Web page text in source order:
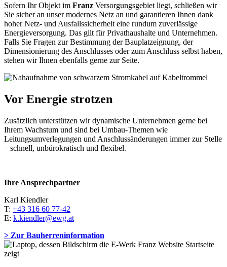
Sofern Ihr Objekt im Franz Versorgungsgebiet liegt, schließen wir
Sie sicher an unser modernes Netz an und garantieren Ihnen dank
hoher Netz- und Ausfallssicherheit eine rundum zuverlässige
Energieversorgung. Das gilt für Privathaushalte und Unternehmen.
Falls Sie Fragen zur Bestimmung der Bauplatzeignung, der
Dimensionierung des Anschlusses oder zum Anschluss selbst haben,
stehen wir Ihnen ebenfalls gerne zur Seite.
Vor Energie strotzen
Zusätzlich unterstützen wir dynamische Unternehmen gerne bei
Ihrem Wachstum und sind bei Umbau-Themen wie
Leitungsumverlegungen und Anschlussänderungen immer zur Stelle
– schnell, unbürokratisch und flexibel.
Ihre Ansprechpartner
Karl Kiendler
T: +43 316 60 77-42
E: k.kiendler@ewg.at
> Zur Bauherreninformation